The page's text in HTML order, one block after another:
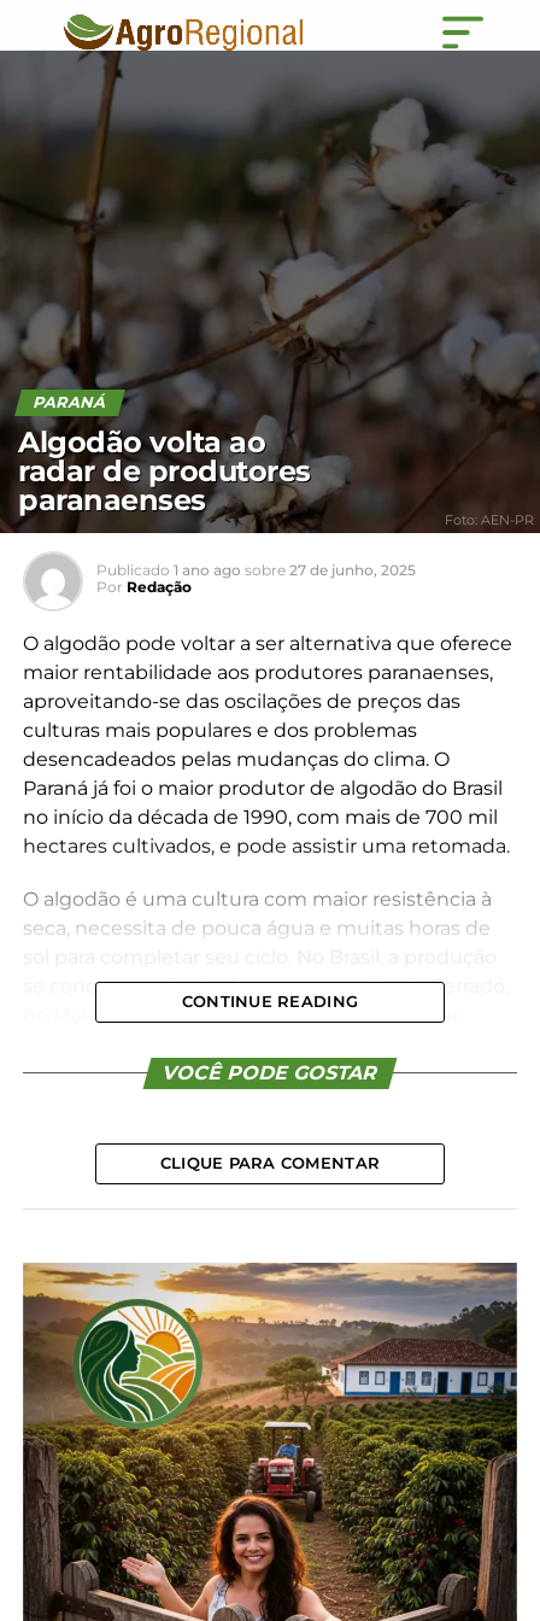
PARANÁ
Algodão volta ao
radar de produtores
paranaenses
Foto: AEN-PR
Publicado 1 ano ago sobre 27 de junho, 2025
Por Redação
O algodão pode voltar a ser alternativa que oferece
maior rentabilidade aos produtores paranaenses,
aproveitando-se das oscilações de preços das
culturas mais populares e dos problemas
desencadeados pelas mudanças do clima. O
Paraná já foi o maior produtor de algodão do Brasil
no início da década de 1990, com mais de 700 mil
hectares cultivados, e pode assistir uma retomada.
O algodão é uma cultura com maior resistência à
seca, necessita de pouca água e muitas horas de
se concentra principalmente na região do Cerrado,
no Mato Grosso, e no Noroeste do Paraná, que
potencial para a produção da cultura. O Paraná
necessária no Cerrado.
Apesar da produção pequena nos últimos anos,
à década de 1990, a demanda pela cultura continua
alta. Segundo a Associação dos Cotonicultores
Paranaenses (Acopar), estima-se que seria preciso o
plantio de 50 mil hectares de algodão no Estado
para suprir a demanda interna.
Levantamentos de 2014 estimam que 60 mil
toneladas de plumas eram consumidas pelo
parque têxtil do Paraná, de acordo com a Acopar.
São ao menos 10 fiações e sete tecelagens que
trabalham com matéria-prima, hoje vinda
principalmente do Cerrado.
CONTINUE READING
VOCÊ PODE GOSTAR
CLIQUE PARA COMENTAR